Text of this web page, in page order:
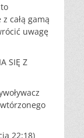
całą gamą
uwagę
SIĘ Z
22:18)